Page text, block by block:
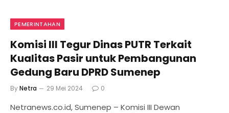
PEMERINTAHAN
Komisi III Tegur Dinas PUTR Terkait
Kualitas Pasir untuk Pembangunan
Gedung Baru DPRD Sumenep
ByNetra 29 Mei 2024 0
Netranews.co.id, Sumenep – Komisi III Dewan